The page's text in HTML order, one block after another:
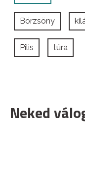
Börzsöny
Pilis túra
Neked